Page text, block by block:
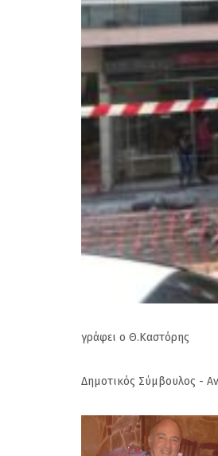
γράφει ο Θ.Καστόρης
Δημοτικός Σύμβουλος -